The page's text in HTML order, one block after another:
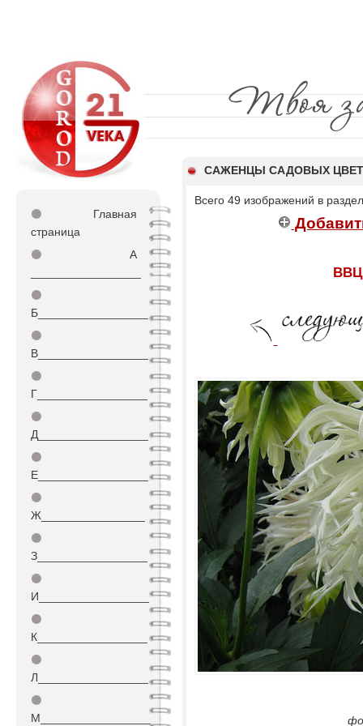
САЖЕНЦЫ САДОВЫХ
⚫
Главная
страница
⚫
А
⚫
Б_________________
⚫
В_________________
⚫
Г_________________
⚫
Д_________________
⚫
Е_________________
⚫
Ж________________
⚫
З_________________
⚫
И_________________
⚫
К_________________
⚫
Л_________________
⚫
М_________________
Всего 49 изображений в
ВВЦ